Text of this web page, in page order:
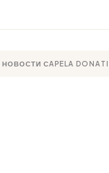
НОВОСТИ СAPELA DONATI